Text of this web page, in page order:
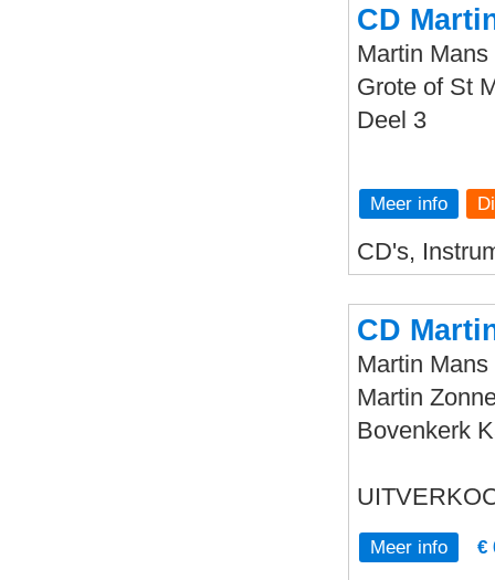
CD
Martin
Grote of St
Deel 3
Meer info
CD's,
CD
Martin Mans
Martin
Bovenkerk
Meer info €